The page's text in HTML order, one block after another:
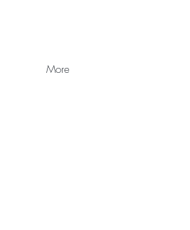
More